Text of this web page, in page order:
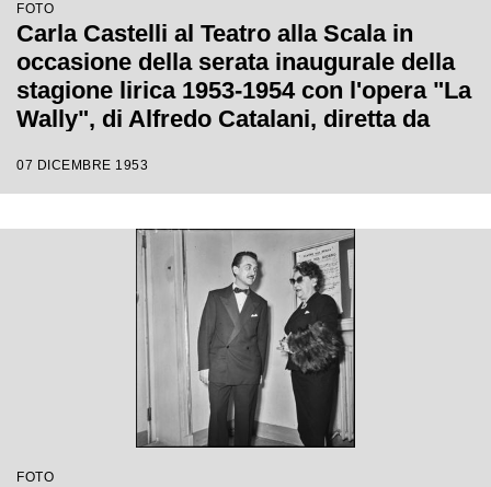
FOTO
Carla Castelli al Teatro alla Scala in
occasione della serata inaugurale della
stagione lirica 1953-1954 con l'opera "La
Wally", di Alfredo Catalani, diretta da
Tatiana Pavlova
07 DICEMBRE 1953
FOTO